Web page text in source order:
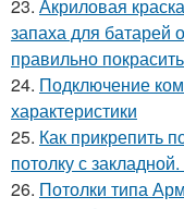
23. Акриловая
запаха для батарей
правильно покрасить
24. Подключение
характеристики
25. Как прикрепить
потолку с
26. Потолки типа